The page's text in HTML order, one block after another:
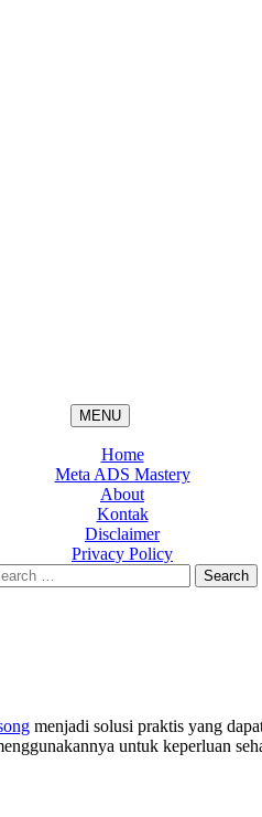
MENU
Home
Meta ADS Mastery
About
Kontak
Disclaimer
Privacy Policy
menjadi solusi praktis yang
untuk keperluan